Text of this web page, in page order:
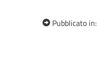
Pubblicato in: